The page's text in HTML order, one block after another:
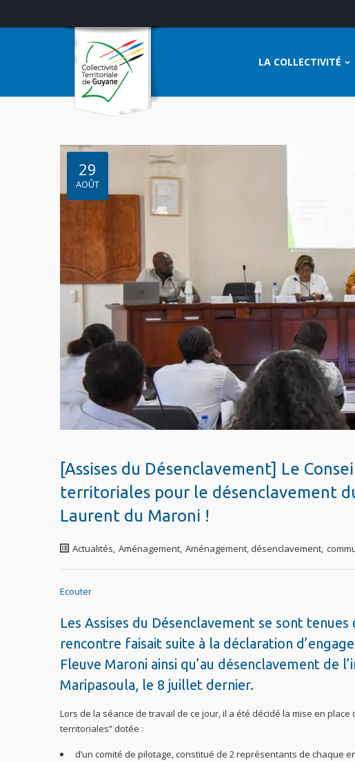
LA COLLECTIVITÉ
29
AOÛT
[Assises du Désenclavement] Le
territoriales pour le désenclavement
Laurent du Maroni !
Actualités, Aménagement, Aménagement, désenclavement,
Ecouter
Les Assises du Désenclavement se sont
rencontre faisait suite à la déclaration
Fleuve Maroni ainsi qu’au désenclavement de
Maripasoula, le 8 juillet dernier.
Lors de la séance de travail de ce jour, il a été décidé la mise en place
territoriales” dotée :
d’un comité de pilotage, constitué de 2 représentants de chaque